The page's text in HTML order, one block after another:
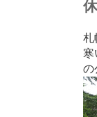
札
寒
の